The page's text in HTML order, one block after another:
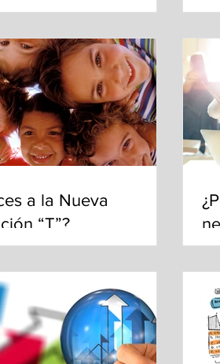
a la Nueva
“T”?